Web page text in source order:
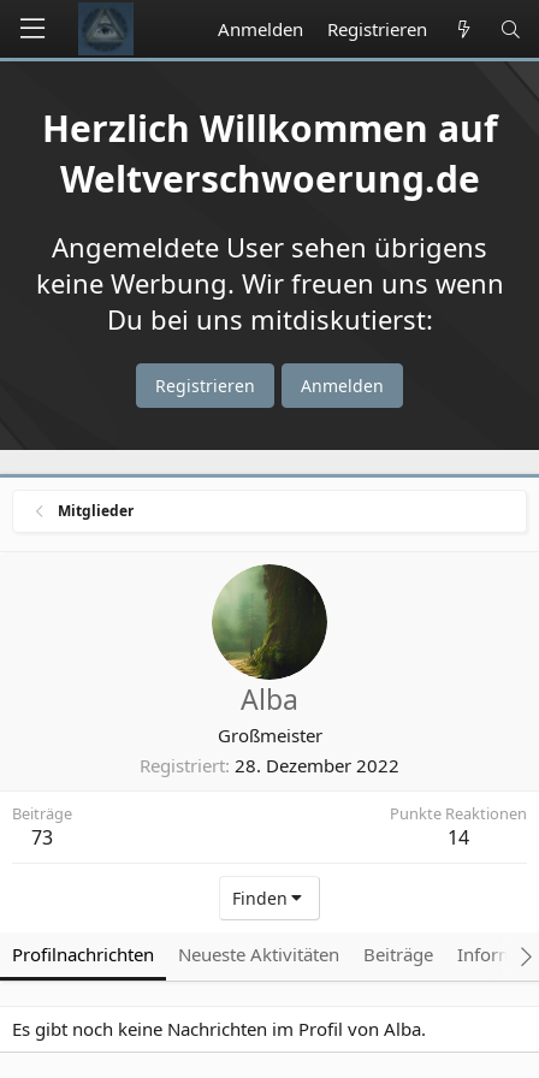
Anmelden Registrieren
Herzlich Willkommen auf
Weltverschwoerung.de
Angemeldete User sehen übrigens
keine Werbung. Wir freuen uns wenn
Du bei uns mitdiskutierst:
Registrieren Anmelden
Mitglieder
Alba
Großmeister
Registriert 28. Dezember 2022
Beiträge
73
Punkte Reaktionen
14
Finden
Profilnachrichten Neueste Aktivitäten Beiträge
Es gibt noch keine Nachrichten im Profil von Alba.